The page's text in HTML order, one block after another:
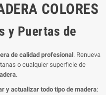
COLORES
y Puertas de
de calidad profesional. Renueva
o cualquier superficie de
.
y actualizar todo tipo de madera: